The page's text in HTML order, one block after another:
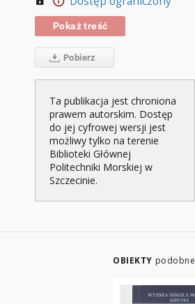
Pokaż treść
Pobierz
Ta publikacja jest chroniona
prawem autorskim. Dostęp
do jej cyfrowej wersji jest
możliwy tylko na terenie
Biblioteki Głównej
Politechniki Morskiej w
Szczecinie.
OBIEKTY podobne